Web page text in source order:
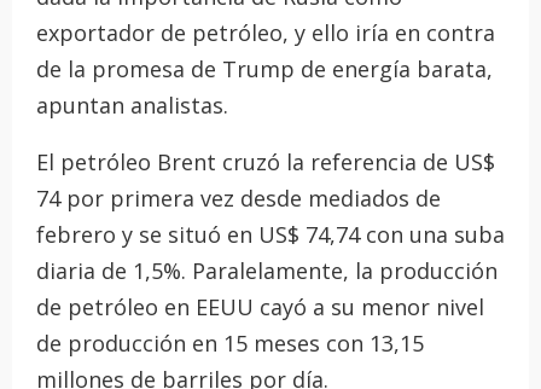
exportador de petróleo, y ello iría en contra
de la promesa de Trump de energía barata,
apuntan analistas.
El petróleo Brent cruzó la referencia de US$
74 por primera vez desde mediados de
febrero y se situó en US$ 74,74 con una suba
diaria de 1,5%. Paralelamente, la producción
de petróleo en EEUU cayó a su menor nivel
de producción en 15 meses con 13,15
millones de barriles por día.